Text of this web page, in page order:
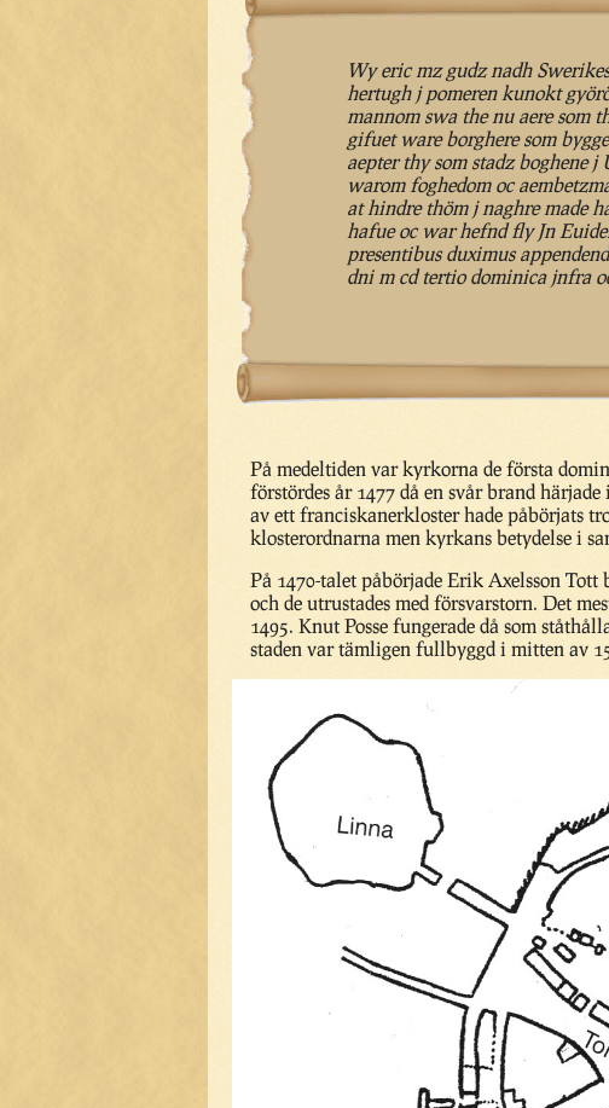
Wy eric mz gudz nadh
hertugh j pomeren kunokt
mannom swa the nu aere som
gifuet ware borghere som
aepter thy som stadz boghene
warom foghedom oc
at hindre thöm j naghre made
hafue oc war hefnd fly Jn
presentibus duximus
dni m cd tertio dominica jnfra
På medeltiden var kyrkorna de första
förstördes år 1477 då en svår brand
av ett franciskanerkloster hade påbörjats
klosterordnarna men kyrkans betydelse i
På 1470-talet påbörjade Erik Axelsson
och de utrustades med försvarstorn. Det
1495. Knut Posse fungerade då som
staden var tämligen fullbyggd i mitten av